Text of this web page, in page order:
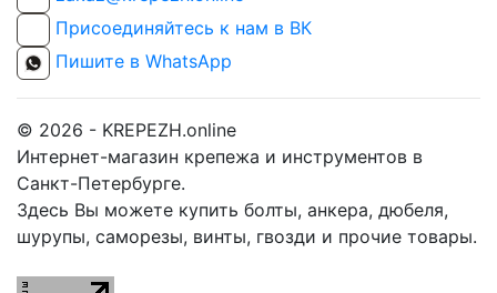
Присоединяйтесь к нам в ВК
Пишите в WhatsApp
© 2026 - KREPEZH.online
Интернет-магазин крепежа и инструментов в
Санкт-Петербурге.
Здесь Вы можете купить болты, анкера, дюбеля,
шурупы, саморезы, винты, гвозди и прочие товары.